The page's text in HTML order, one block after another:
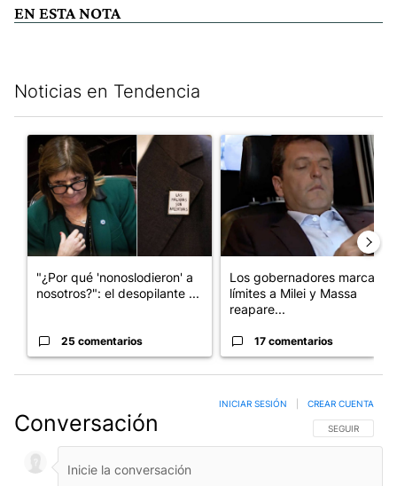
EN ESTA NOTA
Noticias en Tendencia
Un artículo de tendencia con el título ""¿Por qué
"¿Por qué 'nonoslodieron' a
nosotros?": el desopilante ...
25 comentarios
Un artículo de tendencia con
Los gobernadores marcan
límites a Milei y Massa
reapare...
17 comentarios
Conversación SIGA ESTA
SEGUIR
INICIAR SESIÓN CREAR CUENTA